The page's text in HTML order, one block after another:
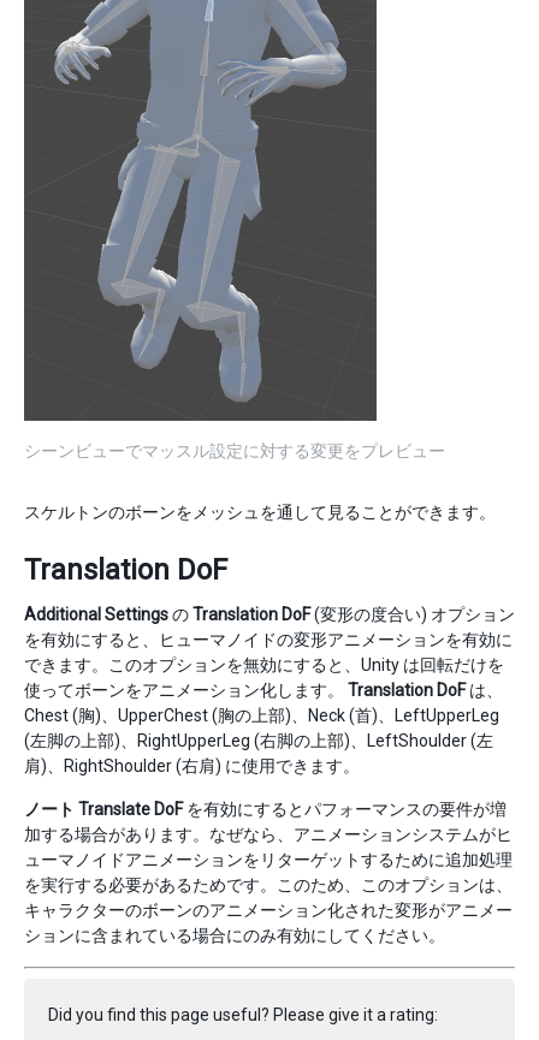
シーンビューでマッスル設定に対する変更をプレビュー
スケルトンのボーンをメッシュを通して見ることができます。
Translation DoF
Additional SettingsのTranslation DoF(変形の度合い) オプション
を有効にすると、ヒューマノイドの変形アニメーションを有効に
できます。このオプションを無効にすると、Unity は回転だけを
使ってボーンをアニメーション化します。 Translation DoFは、
Chest (胸)、UpperChest (胸の上部)、Neck (首)、LeftUpperLeg
(左脚の上部)、RightUpperLeg (右脚の上部)、LeftShoulder (左
肩)、RightShoulder (右肩) に使用できます。
ノート Translate DoFを有効にするとパフォーマンスの要件が増
加する場合があります。なぜなら、アニメーションシステムがヒ
ューマノイドアニメーションをリターゲットするために追加処理
を実行する必要があるためです。このため、このオプションは、
キャラクターのボーンのアニメーション化された変形がアニメー
ションに含まれている場合にのみ有効にしてください。
Did you find this page useful? Please give it a rating: